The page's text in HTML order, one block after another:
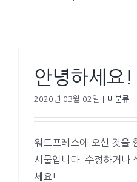
안녕하세요!
2020년 03월 02일 미분류
워드프레스에 오신 것을
시물입니다. 수정하거나
세요!